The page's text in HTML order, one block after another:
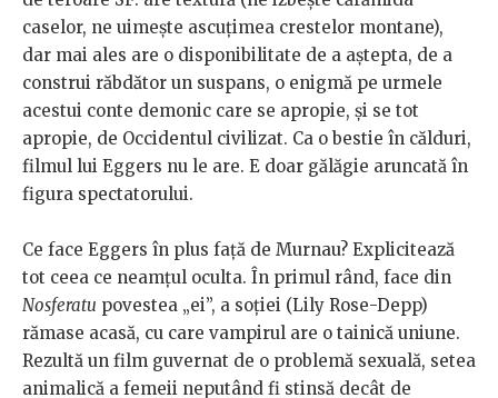
caselor, ne uimește ascuțimea crestelor montane),
dar mai ales are o disponibilitate de a aștepta, de a
construi răbdător un suspans, o enigmă pe urmele
acestui conte demonic care se apropie, și se tot
apropie, de Occidentul civilizat. Ca o bestie în călduri,
filmul lui Eggers nu le are. E doar gălăgie aruncată în
figura spectatorului.
Ce face Eggers în plus față de Murnau? Explicitează
tot ceea ce neamțul oculta. În primul rând, face din
Nosferatu povestea „ei”, a soției (Lily Rose-Depp)
rămase acasă, cu care vampirul are o tainică uniune.
Rezultă un film guvernat de o problemă sexuală, setea
animalică a femeii neputând fi stinsă decât de